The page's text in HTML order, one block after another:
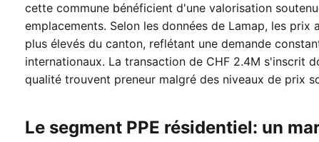
cette commune bénéficient d'une valorisation
emplacements. Selon les données de Lamap, les
plus élevés du canton, reflétant une demande
internationaux. La transaction de CHF 2.4M s'inscrit
qualité trouvent preneur malgré des niveaux de prix
Le segment PPE résidentiel: un